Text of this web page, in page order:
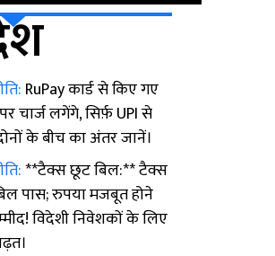
RuPay कार्ड से किए गए
चार्ज लगेंगे, सिर्फ़ UPI से
के बीच का अंतर जानें।
**टैक्स छूट बिल:** टैक्स
पास; रुपया मजबूत होने
विदेशी निवेशकों के लिए